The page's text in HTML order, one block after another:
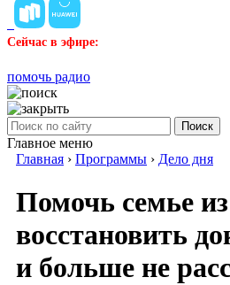
Сейчас в эфире:
помочь радио
Поиск
Главное меню
Главная › Программы › Дело дня
Помочь семье
восстановить
и больше не